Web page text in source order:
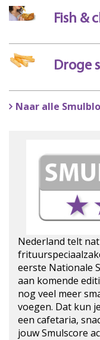
Fish &
Droge
Naar alle
Nederland telt
eerste Nationale
aan komende
nog veel meer
voegen. Dat kun
een cafetaria,
jouw Smulscore